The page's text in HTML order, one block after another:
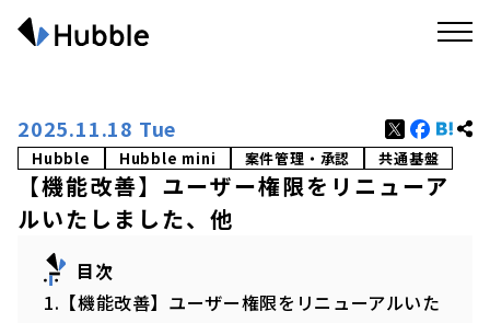
2025.11.18 Tue
Hubble Hubble mini 案件管理・承認 共通基盤
【機能改善】ユーザー権限をリニューア
ルいたしました、他
目次
1.【機能改善】ユーザー権限をリニューアルいた